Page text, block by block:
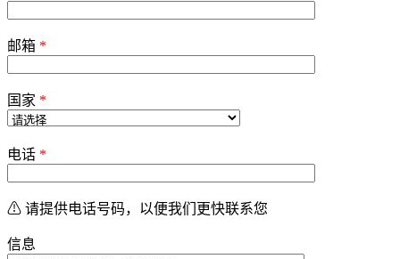
邮箱 *
国家 *
电话 *
⚠ 请提供电话号码，以便我们更快联系您
信息